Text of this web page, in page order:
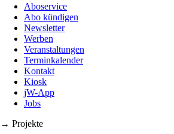
Aboservice
Abo kündigen
Newsletter
Werben
Veranstaltungen
Terminkalender
Kontakt
Kiosk
jW-App
Jobs
→ Projekte